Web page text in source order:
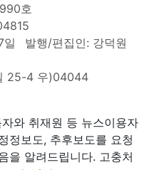
호
일
발행/편집인: 강덕원
25-4 우)04044
와 취재원 등 뉴스이용자
정보도, 추후보도를 요청
을 알려드립니다. 고충처